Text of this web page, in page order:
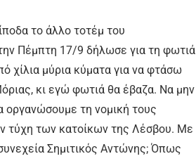
το άλλο τοτέμ του
Πέμπτη 17/9 δήλωσε για τη φωτιά
χίλια μύρια κύματα για να φτάσω
κι εγώ φωτιά θα έβαζα. Να μην
τη νομική τους
τύχη των κατοίκων της Λέσβου. Με
Σημιτικός Αντώνης; Όπως